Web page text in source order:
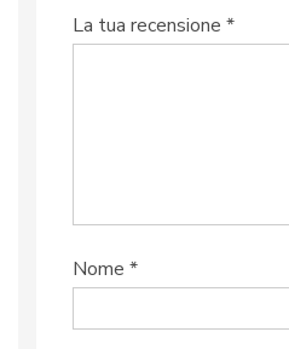
La tua recensione *
Nome *